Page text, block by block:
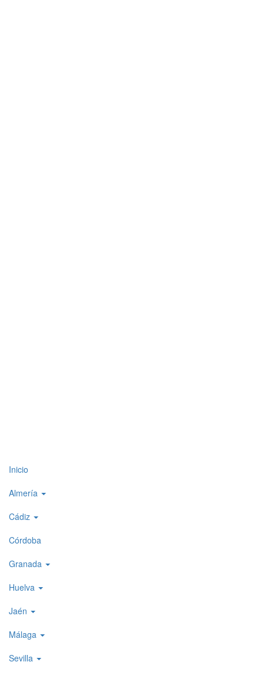
Top
level
1
Inicio
Almería
Cádiz
Córdoba
Granada
Huelva
Jaén
Málaga
Sevilla